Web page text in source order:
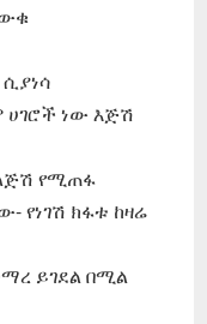
ነው እጅሽ
የሚጠፋ
የነገሽ ክፋቱ ከዛሬ
ይገደል በሚል